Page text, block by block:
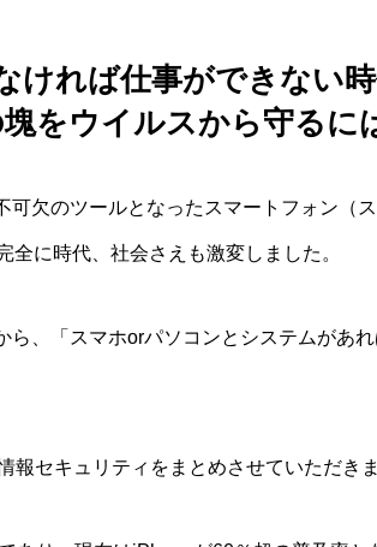
ければ仕事ができない
をウイルスから守るに
欠のツールとなったスマートフォン（
に時代、社会さえも激変しました。
、「スマホorパソコンとシステムがあ
セキュリティをまとめさせていただきま